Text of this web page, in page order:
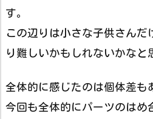
す。
この辺りは小さな子供さんだ
り難しいかもしれないかなと
全体的に感じたのは個体差も
今回も全体的にパーツのはめ